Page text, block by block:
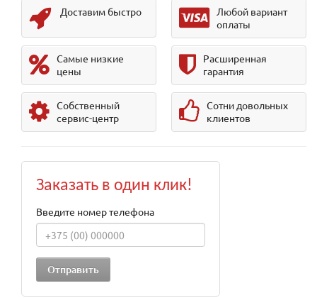
Доставим быстро
Любой вариант
оплаты
Самые низкие
цены
Расширенная
гарантия
Собственный
сервис-центр
Сотни довольных
клиентов
Заказать в один клик!
Введите номер телефона